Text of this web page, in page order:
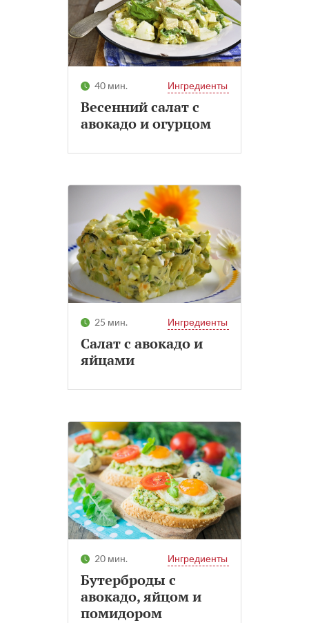
40 мин. Ингредиенты
Весенний салат с
авокадо и огурцом
25 мин. Ингредиенты
Салат с авокадо и
яйцами
20 мин. Ингредиенты
Бутерброды с
авокадо, яйцом и
помидором